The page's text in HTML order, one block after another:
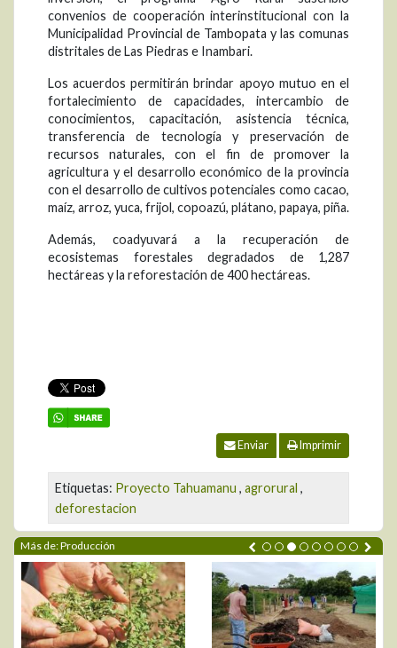
convenios de cooperación interinstitucional con la
Municipalidad Provincial de Tambopata y las comunas
distritales de Las Piedras e Inambari.
Los acuerdos permitirán brindar apoyo mutuo en el
fortalecimiento de capacidades, intercambio de
conocimientos, capacitación, asistencia técnica,
transferencia de tecnología y preservación de
recursos naturales, con el fin de promover la
agricultura y el desarrollo económico de la provincia
con el desarrollo de cultivos potenciales como cacao,
maíz, arroz, yuca, frijol, copoazú, plátano, papaya, piña.
Además, coadyuvará a la recuperación de
ecosistemas forestales degradados de 1,287
hectáreas y la reforestación de 400 hectáreas.
Enviar Imprimir
Etiquetas: Proyecto Tahuamanu , agrorural ,
deforestacion
Más de: Producción